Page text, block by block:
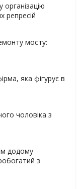
репресій
мосту:
яка фігурує в
чоловіка з
додому
з